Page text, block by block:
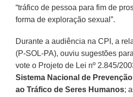
“tráfico de pessoa para fim de
forma de exploração sexual”.
Durante a audiência na CPI, a
(P-SOL-PA), ouviu sugestões
vote o Projeto de Lei nº 2.845/
Sistema Nacional de
ao Tráfico de Seres Humanos;